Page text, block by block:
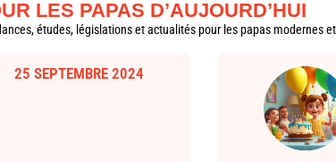
LES PAPAS D’AUJOURD’HUI
études, législations et actualités pour les papas modernes
25 SEPTEMBRE 2024